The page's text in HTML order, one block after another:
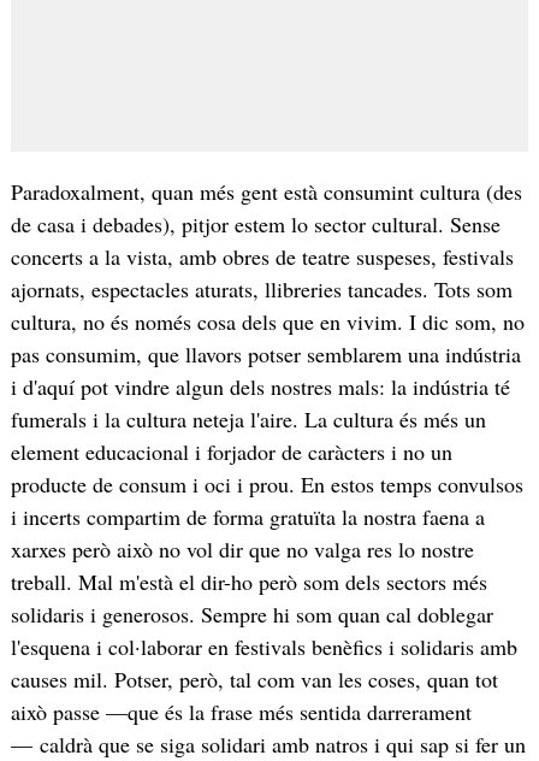
Paradoxalment, quan més gent està consumint cultura (des
de casa i debades), pitjor estem lo sector cultural. Sense
concerts a la vista, amb obres de teatre suspeses, festivals
ajornats, espectacles aturats, llibreries tancades. Tots som
cultura, no és només cosa dels que en vivim. I dic som, no
pas consumim, que llavors potser semblarem una indústria
i d'aquí pot vindre algun dels nostres mals: la indústria té
fumerals i la cultura neteja l'aire. La cultura és més un
element educacional i forjador de caràcters i no un
producte de consum i oci i prou. En estos temps convulsos
i incerts compartim de forma gratuïta la nostra faena a
xarxes però això no vol dir que no valga res lo nostre
treball. Mal m'està el dir-ho però som dels sectors més
solidaris i generosos. Sempre hi som quan cal doblegar
l'esquena i col·laborar en festivals benèfics i solidaris amb
causes mil. Potser, però, tal com van les coses, quan tot
això passe —que és la frase més sentida darrerament
— caldrà que se siga solidari amb natros i qui sap si fer un